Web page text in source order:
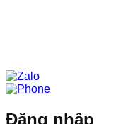
Đăng nhập